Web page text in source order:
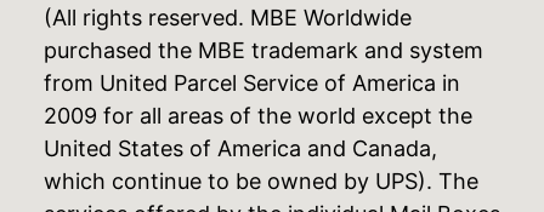
(All rights reserved. MBE Worldwide
purchased the MBE trademark and system
from United Parcel Service of America in
2009 for all areas of the world except the
United States of America and Canada,
which continue to be owned by UPS). The